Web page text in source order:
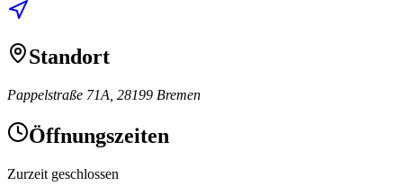
Standort
Pappelstraße 71A, 28199 Bremen
Öffnungszeiten
Zurzeit geschlossen